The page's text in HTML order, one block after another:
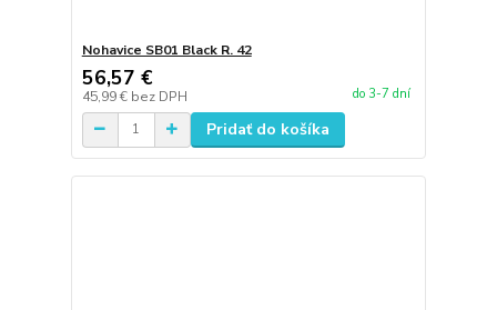
Nohavice SB01 Black R. 42
56,57 €
45,99 € bez DPH do 3-7 dní
Pridať do košíka